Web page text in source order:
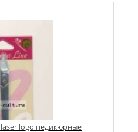
logo педикюрные